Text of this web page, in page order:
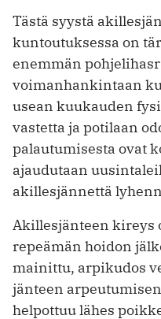
Tästä syystä
kuntoutuksessa on
enemmän
voimanhankintaan
usean kuukauden
vastetta ja potilaan
palautumisesta ovat
ajaudutaan
akillesjännettä
Akillesjänteen kireys
repeämän hoidon
mainittu, arpikudos
jänteen
helpottuu lähes